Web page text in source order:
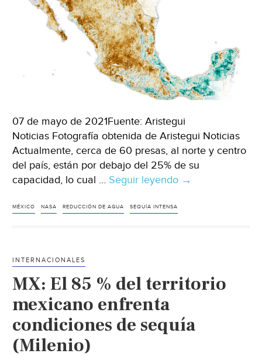
07 de mayo de 2021Fuente: Aristegui
Noticias Fotografía obtenida de Aristegui Noticias
Actualmente, cerca de 60 presas, al norte y centro
del país, están por debajo del 25% de su
capacidad, lo cual … Seguir leyendo Sequía
(Aristegui
→
MÉXICO NASA REDUCCIÓN DE AGUA SEQUÍA INTENSA
INTERNACIONALES
MX: El 85 % del territorio
mexicano enfrenta
condiciones de sequía
(Milenio)